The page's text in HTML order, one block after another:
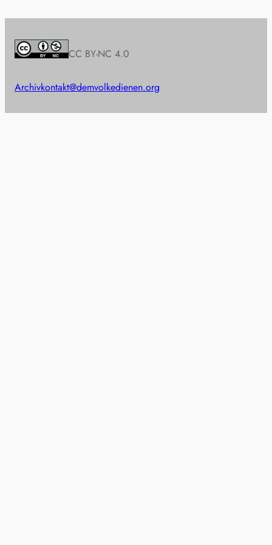
CC BY-NC 4.0
Archivkontakt@demvolkedienen.org